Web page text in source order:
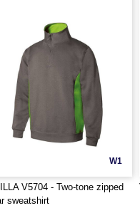
W1
V5704 - Two-tone zipped
sweatshirt